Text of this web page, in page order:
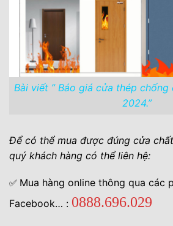
Bài viết ” Báo giá cửa thép chống
2024.”
Để có thể mua được đúng cửa
quý khách hàng có thể liên hệ:
✅ Mua hàng online thông qua các
Facebook… : 0888.696.029